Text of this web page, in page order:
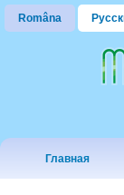
Româna
Главная